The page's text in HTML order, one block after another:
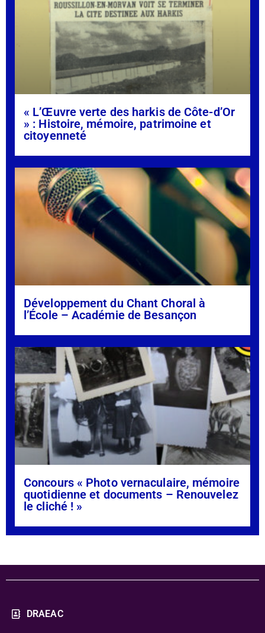
« L’Œuvre verte des harkis de Côte-d’Or
» : Histoire, mémoire, patrimoine et
citoyenneté
Développement du Chant Choral à
l’École – Académie de Besançon
Concours « Photo vernaculaire, mémoire
quotidienne et documents – Renouvelez
le cliché ! »
DRAEAC